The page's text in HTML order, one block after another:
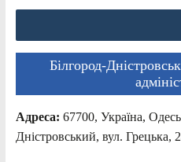
Білгород-
Адреса: 67700, Україна,
Дністровський, вул. Грецька,